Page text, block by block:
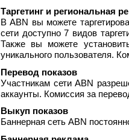
Таргетинг и региональная
В ABN вы можете
сети доступно 7 видов
Также вы можете
уникального пользователя.
Перевод показов
Участникам сети ABN
аккаунты. Комиссия за
Выкуп показов
Баннерная сеть ABN